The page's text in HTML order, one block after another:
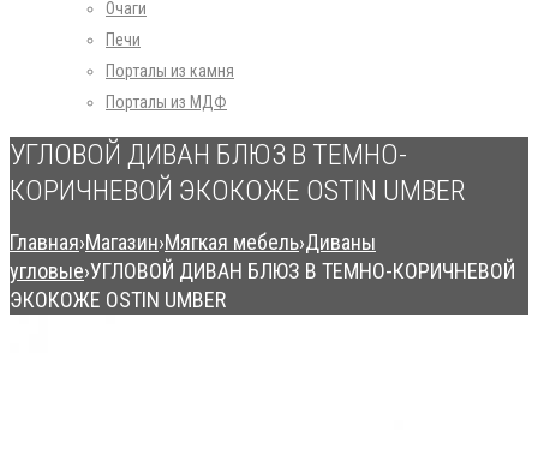
Очаги
Печи
Порталы из камня
Порталы из МДФ
УГЛОВОЙ ДИВАН БЛЮЗ В ТЕМНО-
КОРИЧНЕВОЙ ЭКОКОЖЕ OSTIN UMBER
Главная›Магазин›Мягкая мебель›Диваны
угловые›УГЛОВОЙ ДИВАН БЛЮЗ В ТЕМНО-КОРИЧНЕВОЙ
ЭКОКОЖЕ OSTIN UMBER